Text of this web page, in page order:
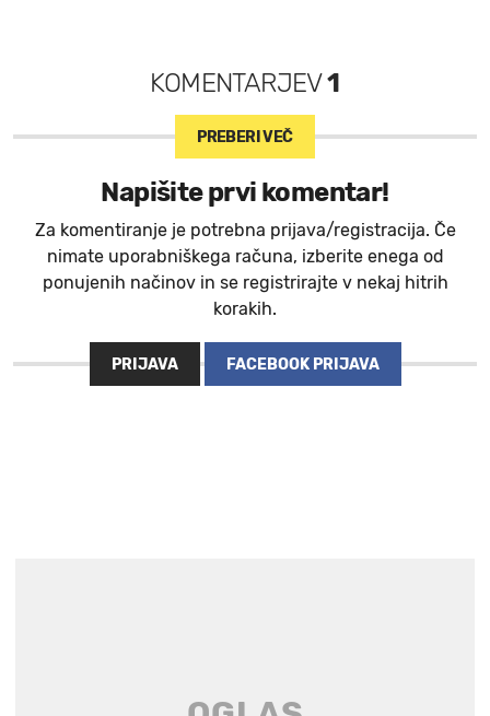
KOMENTARJEV1
PREBERI VEČ
Napišite prvi komentar!
Za komentiranje je potrebna prijava/registracija. Če
nimate uporabniškega računa, izberite enega od
ponujenih načinov in se registrirajte v nekaj hitrih
korakih.
PRIJAVA FACEBOOK PRIJAVA